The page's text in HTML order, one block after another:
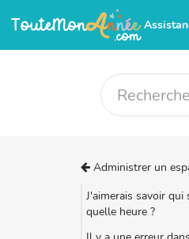
Administrer un
J'aimerais savoir qui
quelle heure ?